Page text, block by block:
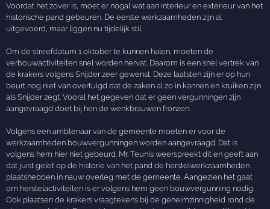
Voordat het zover is, moet er nogal wat aan interieur en exterieur van het
historische pand gebeuren. De eerste werkzaamheden zijn al
uitgevoerd, maar liggen nu tijdelijk stil.
Om de streefdatum 1 oktober te kunnen halen, moeten de
verbouwactiviteiten snel worden hervat. Daarom is een snel vertrek van
de krakers volgens Snijder zeer gewenst. Deze laatsten zijn er op hun
beurt nog niet van overtuigd dat de zaken al zo in kannen en kruiken zijn
als Snijder zegt. Vooral het gegeven dat er geen vergunningen zijn
aangevraagd doet bij hen de wenkbrauwen fronzen.
Volgens een ambtenaar van de gemeente moeten er voor de
werkzaamheden bouwvergunningen worden aangevraagd. Dat is
volgens hem hier niet gebeurd. Mr. Teunis weerspreekt dit en geeft aan
dat juist gelet op de historie van het pand de herstelwerkzaamheden
plaatshebben in nauw overleg met de gemeente. Aangezien het gaat
om herstelactiviteiten is er volgens hem geen bouwvergunning nodig.
Ook plaatsen de krakers vraagtekens bij de geheimzinnigheid rond de